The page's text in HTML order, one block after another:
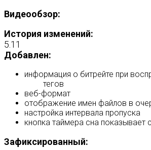
Видеообзор:
История изменений:
5.11
Добавлен:
информация о битрейте при
тегов
веб-формат
отображение имен файлов в
настройка интервала пропуска
кнопка таймера сна показывает
Зафиксированный: